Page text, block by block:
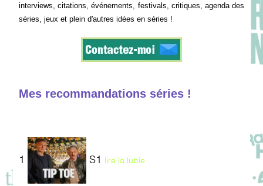
interviews, citations, événements, festivals, critiques, agenda des
séries, jeux et plein d'autres idées en séries !
Mes recommandations séries !
1 S1 lire la lubie